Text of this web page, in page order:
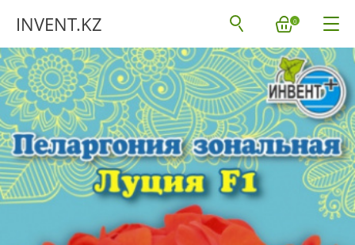
INVENT.KZ 0